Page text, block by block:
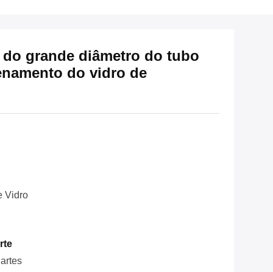
grande diâmetro do tubo
do vidro de
Vidro